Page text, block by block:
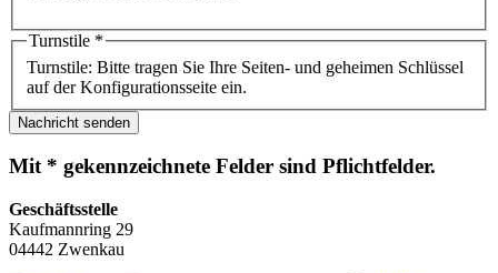
Turnstile *
Turnstile: Bitte tragen Sie Ihre Seiten- und geheimen Schlüssel
auf der Konfigurationsseite ein.
Nachricht senden
Mit * gekennzeichnete Felder sind Pflichtfelder.
Geschäftsstelle
Kaufmannring 29
04442 Zwenkau